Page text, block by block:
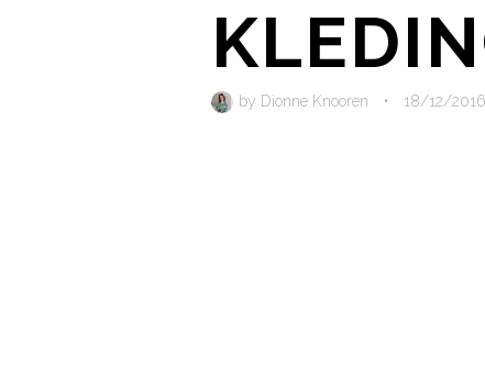
by Dionne Knooren • 18/12/2016